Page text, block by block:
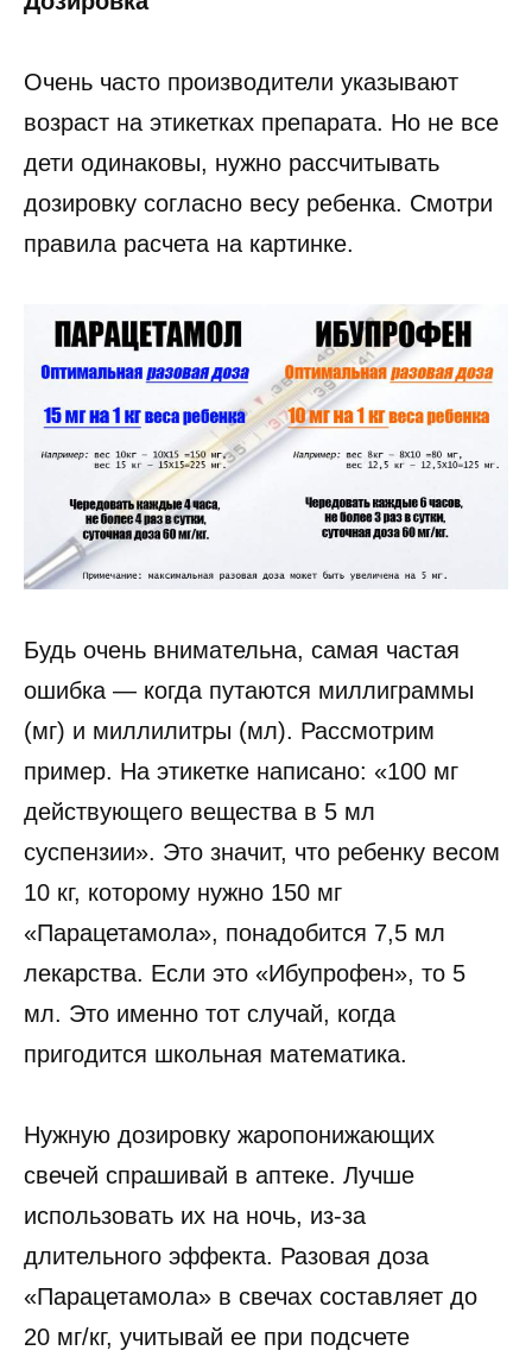
Очень часто производители указывают
возраст на этикетках препарата. Но не все
дети одинаковы, нужно рассчитывать
дозировку согласно весу ребенка. Смотри
правила расчета на картинке.
Будь очень внимательна, самая частая
ошибка — когда путаются миллиграммы
(мг) и миллилитры (мл). Рассмотрим
пример. На этикетке написано: «100 мг
действующего вещества в 5 мл
суспензии». Это значит, что ребенку весом
10 кг, которому нужно 150 мг
«Парацетамола», понадобится 7,5 мл
лекарства. Если это «Ибупрофен», то 5
мл. Это именно тот случай, когда
пригодится школьная математика.
Нужную дозировку жаропонижающих
свечей спрашивай в аптеке. Лучше
использовать их на ночь, из-за
длительного эффекта. Разовая доза
«Парацетамола» в свечах составляет до
20 мг/кг, учитывай ее при подсчете